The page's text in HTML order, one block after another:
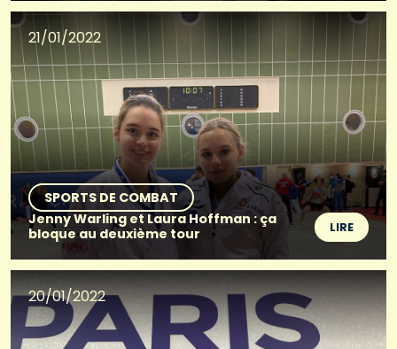
21/01/2022
SPORTS DE COMBAT
Jenny Warling et Laura Hoffman : ça
bloque au deuxième tour
LIRE
20/01/2022